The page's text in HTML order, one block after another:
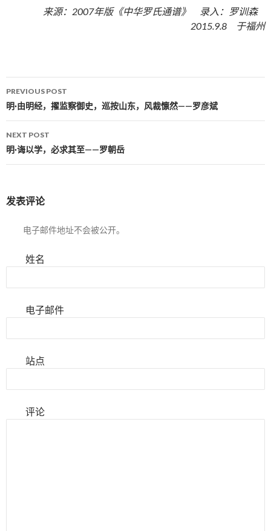
来源：2007年版《中华罗氏通谱》 录入：罗训森
2015.9.8 于福州
Post navigation
PREVIOUS POST
明·由明经，擢监察御史，巡按山东，风裁懔然——罗彦斌
NEXT POST
明·诲以学，必求其至——罗朝岳
发表评论
电子邮件地址不会被公开。
姓名
电子邮件
站点
评论